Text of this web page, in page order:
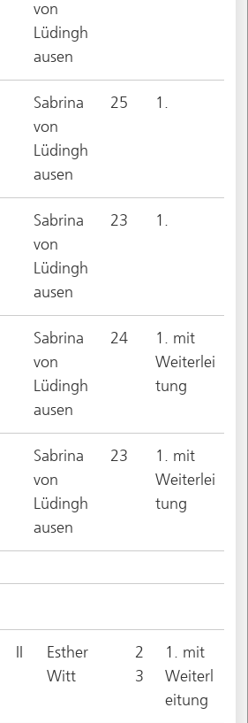
von
Lüdingh
ausen
Sabrina
von
Lüdingh
ausen
25 1.
Sabrina
von
Lüdingh
ausen
23 1.
Sabrina
von
Lüdingh
ausen
24
1. mit
Weiterlei
tung
Sabrina
von
Lüdingh
ausen
23
1. mit
Weiterlei
tung
II
Esther
Witt
2
3
1. mit
Weiterl
eitung